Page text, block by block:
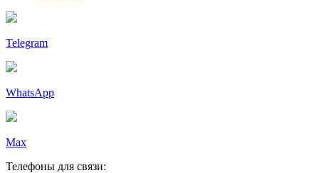
Telegram
WhatsApp
Max
Телефоны для связи: